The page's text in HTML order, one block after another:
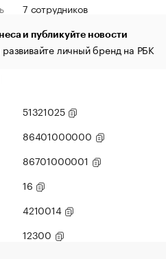
7 сотрудников
и публикуйте новости
личный бренд на РБК
51321025
86401000000
86701000001
16
4210014
12300